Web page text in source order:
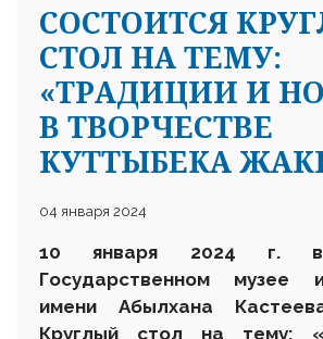
СОСТОИТСЯ
СТОЛ НА ТЕМУ:
«ТРАДИЦИИ И
В ТВОРЧЕСТВЕ
КУТТЫБЕКА
04 января 2024
10 января 2024 г.
Государственном музее
имени Абылхана
Круглый стол на тему: